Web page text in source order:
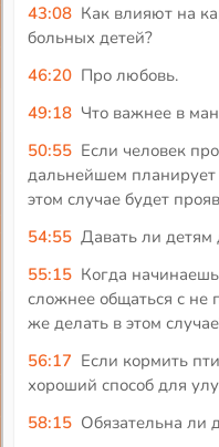
43:08 Как влияют на
больных детей?
46:20 Про любовь.
49:18 Что важнее в
50:55 Если человек
дальнейшем планирует
этом случае будет
54:55 Давать ли
55:15 Когда
сложнее общаться с
же делать в этом
56:17 Если кормить
хороший способ для
58:15 Обязательна ли